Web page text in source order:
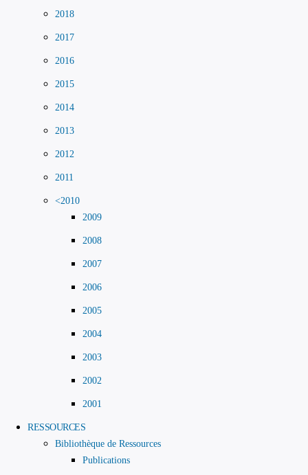
2018
2017
2016
2015
2014
2013
2012
2011
<2010
2009
2008
2007
2006
2005
2004
2003
2002
2001
RESSOURCES
Bibliothèque de Ressources
Publications